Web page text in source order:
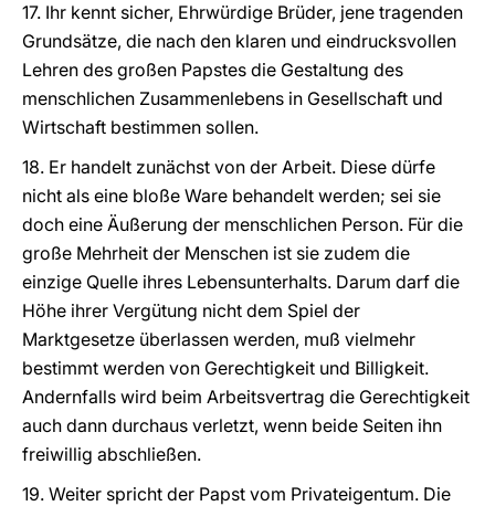
17. Ihr kennt sicher, Ehrwürdige Brüder, jene tragenden
Grundsätze, die nach den klaren und eindrucksvollen
Lehren des großen Papstes die Gestaltung des
menschlichen Zusammenlebens in Gesellschaft und
Wirtschaft bestimmen sollen.
18. Er handelt zunächst von der Arbeit. Diese dürfe
nicht als eine bloße Ware behandelt werden; sei sie
doch eine Äußerung der menschlichen Person. Für die
große Mehrheit der Menschen ist sie zudem die
einzige Quelle ihres Lebensunterhalts. Darum darf die
Höhe ihrer Vergütung nicht dem Spiel der
Marktgesetze überlassen werden, muß vielmehr
bestimmt werden von Gerechtigkeit und Billigkeit.
Andernfalls wird beim Arbeitsvertrag die Gerechtigkeit
auch dann durchaus verletzt, wenn beide Seiten ihn
freiwillig abschließen.
19. Weiter spricht der Papst vom Privateigentum. Die